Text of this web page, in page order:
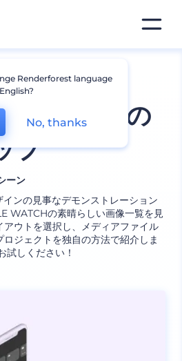
クレイの
プ
ーン
ンの見事なデモンストレーション
WATCHの素晴らしい画像一覧を見
ウトを選択し、メディアファイル
ジェクトを独自の方法で紹介しま
試しください！
Renderforest language
No, thanks